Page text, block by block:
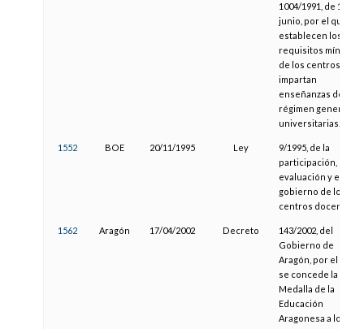
1004/1991, de 14 de
junio, por el que se
establecen los
requisitos mínimos
de los centros que
impartan
enseñanzas de
régimen general no
universitarias.
1552 BOE 20/11/1995 Ley
9/1995, de la
participación, la
evaluación y el
gobierno de los
centros docentes.
1562 Aragón 17/04/2002 Decreto
143/2002, del
Gobierno de
Aragón, por el que
se concede la
Medalla de la
Educación
Aragonesa a los